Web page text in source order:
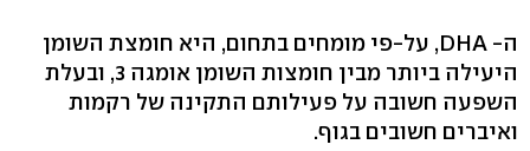
ה- DHA, על-פי מומחים בתחום, היא חומצת השומן
היעילה ביותר מבין חומצות השומן אומגה 3, ובעלת
השפעה חשובה על פעילותם התקינה של רקמות
ואיברים חשובים בגוף.